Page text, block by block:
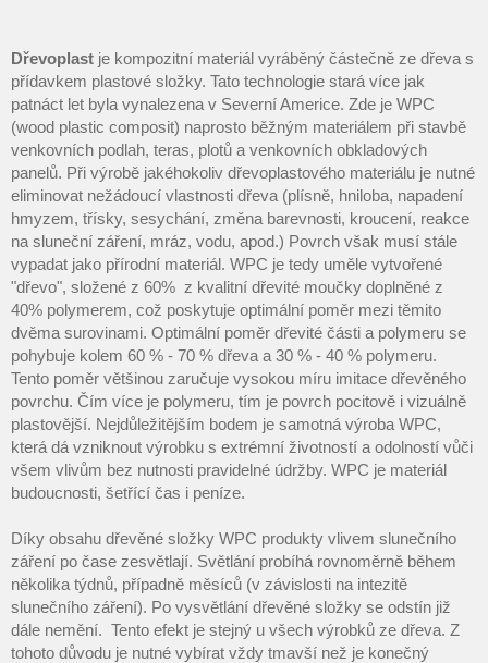
Dřevoplast je kompozitní materiál vyráběný částečně ze dřeva s
přídavkem plastové složky. Tato technologie stará více jak
patnáct let byla vynalezena v Severní Americe. Zde je WPC
(wood plastic composit) naprosto běžným materiálem při stavbě
venkovních podlah, teras, plotů a venkovních obkladových
panelů. Při výrobě jakéhokoliv dřevoplastového materiálu je nutné
eliminovat nežádoucí vlastnosti dřeva (plísně, hniloba, napadení
hmyzem, třísky, sesychání, změna barevnosti, kroucení, reakce
na sluneční záření, mráz, vodu, apod.) Povrch však musí stále
vypadat jako přírodní materiál. WPC je tedy uměle vytvořené
"dřevo", složené z 60% z kvalitní dřevité moučky doplněné z
40% polymerem, což poskytuje optimální poměr mezi těmito
dvěma surovinami. Optimální poměr dřevité části a polymeru se
pohybuje kolem 60 % - 70 % dřeva a 30 % - 40 % polymeru.
Tento poměr většinou zaručuje vysokou míru imitace dřevěného
povrchu. Čím více je polymeru, tím je povrch pocitově i vizuálně
plastovější. Nejdůležitějším bodem je samotná výroba WPC,
která dá vzniknout výrobku s extrémní životností a odolností vůči
všem vlivům bez nutnosti pravidelné údržby. WPC je materiál
budoucnosti, šetřící čas i peníze.
Díky obsahu dřevěné složky WPC produkty vlivem slunečního
záření po čase zesvětlají. Světlání probíhá rovnoměrně během
několika týdnů, případně měsíců (v závislosti na intezitě
slunečního záření). Po vysvětlání dřevěné složky se odstín již
dále nemění. Tento efekt je stejný u všech výrobků ze dřeva. Z
tohoto důvodu je nutné vybírat vždy tmavší než je konečný